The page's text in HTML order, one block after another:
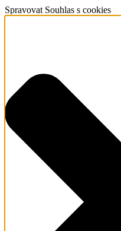
Spravovat Souhlas s cookies